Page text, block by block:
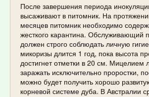
После завершения периода
высаживают в питомник. На
месяцев питомник необходимо
жесткого карантина. Обслуживающий
должен строго соблюдать личную
микоризы длится 1 год, пока высота
достигнет отметки в 20 см. Мицелием
заражать исключительно проростки,
можно будет получить хорошо
корневой системе дуба. В Австралии